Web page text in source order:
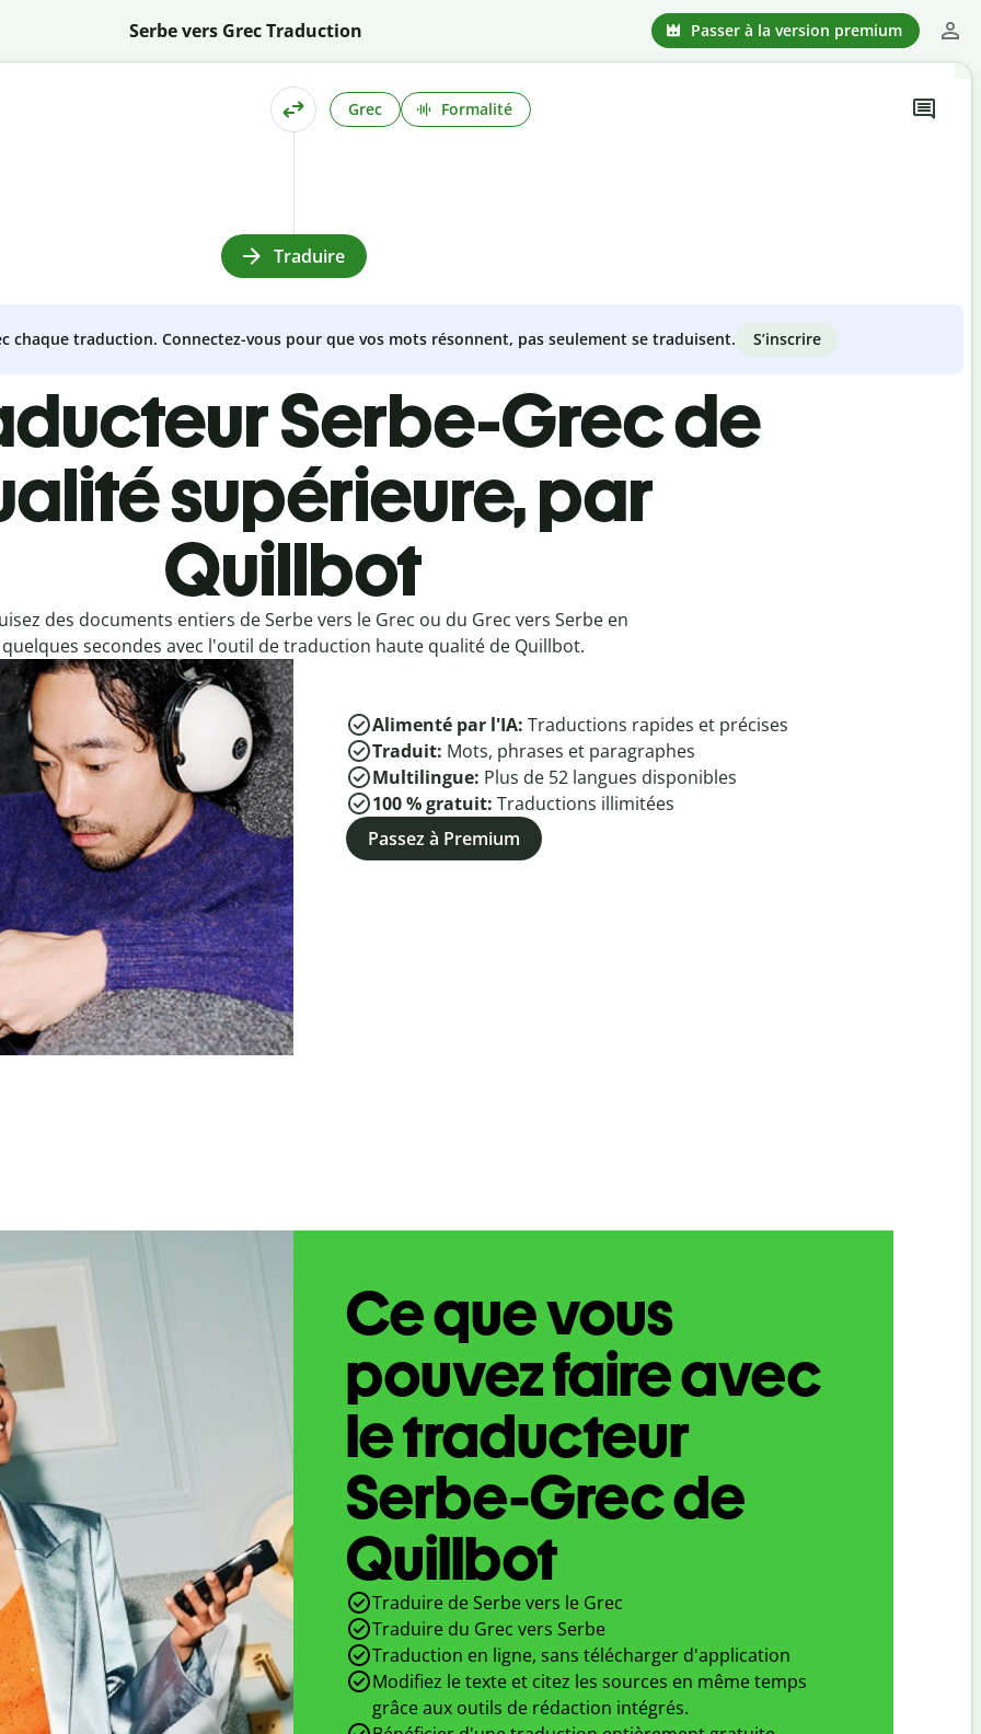
Serbe vers Grec Traduction Passer à la version premium
Grec Formalité
Traduire
chaque traduction. Connectez-vous pour que vos mots résonnent, pas seulement se traduisent. S’inscrire
Serbe-Grec de
supérieure, par
Quillbot
des documents entiers de Serbe vers le Grec ou du Grec vers Serbe en
quelques secondes avec l'outil de traduction haute qualité de Quillbot.
Alimenté par l'IA: Traductions rapides et précises
Traduit: Mots, phrases et paragraphes
Multilingue: Plus de 52 langues disponibles
100 % gratuit: Traductions illimitées
Passez à Premium
Ce que vous
pouvez faire avec
le traducteur
Serbe-Grec de
Quillbot
Traduire de Serbe vers le Grec
Traduire du Grec vers Serbe
Traduction en ligne, sans télécharger d'application
Modifiez le texte et citez les sources en même temps
grâce aux outils de rédaction intégrés.